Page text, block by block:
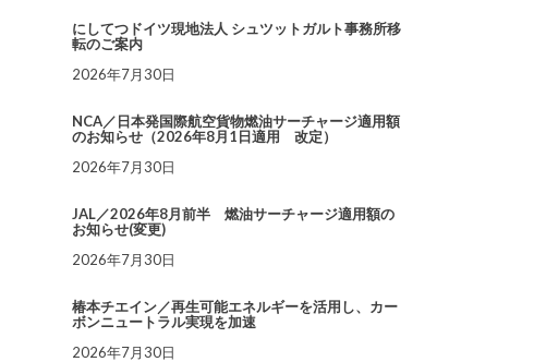
にしてつドイツ現地法人 シュツットガルト事務所移
転のご案内
2026年7月30日
NCA／日本発国際航空貨物燃油サーチャージ適用額
のお知らせ（2026年8月1日適用 改定）
2026年7月30日
JAL／2026年8月前半 燃油サーチャージ適用額の
お知らせ(変更)
2026年7月30日
椿本チエイン／再生可能エネルギーを活用し、カー
ボンニュートラル実現を加速
2026年7月30日